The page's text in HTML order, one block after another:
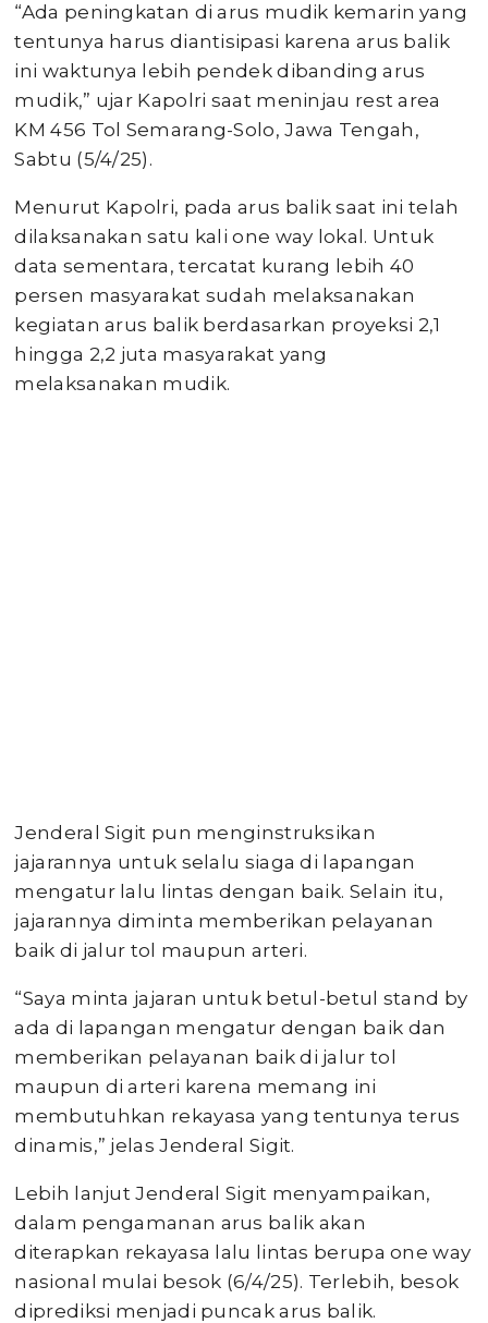
“Ada peningkatan di arus mudik kemarin yang
tentunya harus diantisipasi karena arus balik
ini waktunya lebih pendek dibanding arus
mudik,” ujar Kapolri saat meninjau rest area
KM 456 Tol Semarang-Solo, Jawa Tengah,
Sabtu (5/4/25).
Menurut Kapolri, pada arus balik saat ini telah
dilaksanakan satu kali one way lokal. Untuk
data sementara, tercatat kurang lebih 40
persen masyarakat sudah melaksanakan
kegiatan arus balik berdasarkan proyeksi 2,1
hingga 2,2 juta masyarakat yang
melaksanakan mudik.
Jenderal Sigit pun menginstruksikan
jajarannya untuk selalu siaga di lapangan
mengatur lalu lintas dengan baik. Selain itu,
jajarannya diminta memberikan pelayanan
baik di jalur tol maupun arteri.
“Saya minta jajaran untuk betul-betul stand by
ada di lapangan mengatur dengan baik dan
memberikan pelayanan baik di jalur tol
maupun di arteri karena memang ini
membutuhkan rekayasa yang tentunya terus
dinamis,” jelas Jenderal Sigit.
Lebih lanjut Jenderal Sigit menyampaikan,
dalam pengamanan arus balik akan
diterapkan rekayasa lalu lintas berupa one way
nasional mulai besok (6/4/25). Terlebih, besok
diprediksi menjadi puncak arus balik.